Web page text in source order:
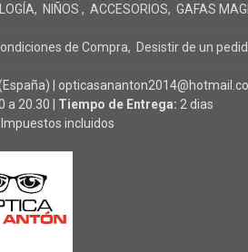
NIÑOS ACCESORIOS GAFAS
de Compra Desistir de un
|
a 20.30 | Tiempo de Entrega: 2 dias
incluidos